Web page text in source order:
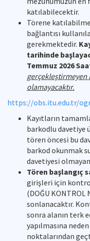
katılabilecektir.
Törene
bağlantısı
gerekmektedir.
tarihinde
Temmuz 2026
gerçekleştirmeyen
olamayacaktır.
https://obs.itu.edu.tr/
Kayıtların
barkodlu davetiye
tören öncesi bu
barkod okunmak
davetiyesi
Tören başlangıç
girişleri için
(DOĞU KONTROL
sonlanacaktır.
sonra alanın terk
yapılmasına
noktalarından